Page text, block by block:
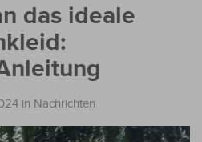
das ideale
in Nachrichten